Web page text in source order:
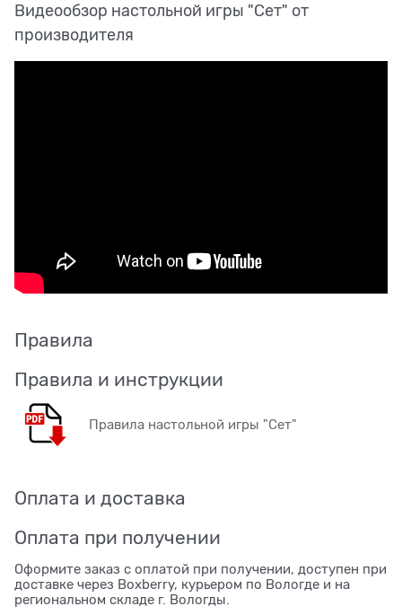
Видеообзор настольной игры "Сет" от
производителя
Правила
Правила и инструкции
Правила настольной игры "Сет"
Оплата и доставка
Оплата при получении
Оформите заказ с оплатой при получении, доступен при
доставке через Boxberry, курьером по Вологде и на
региональном складе г. Вологды.